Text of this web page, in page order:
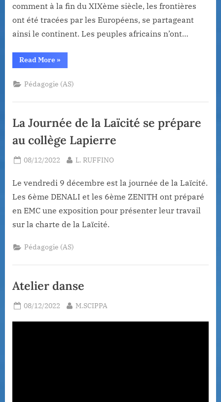
comment à la fin du XIXème siècle, les frontières
ont été tracées par les Européens, se partageant
ainsi le continent. Les peuples africains n’ont…
Read More“Rencontre
avec
artiste
engagé
Musée
»
Pédagogie (AS)
La Journée de la Laïcité se prépare
au collège Lapierre
Posted
08/12/2022 By
L. RUFFINO
Le vendredi 9 décembre est la journée de la Laïcité.
Les 6ème DENALI et les 6ème ZENITH ont préparé
en EMC une exposition pour présenter leur travail
sur la charte de la Laïcité.
Pédagogie (AS)
Atelier danse
Posted
08/12/2022 By
M.SCIPPA